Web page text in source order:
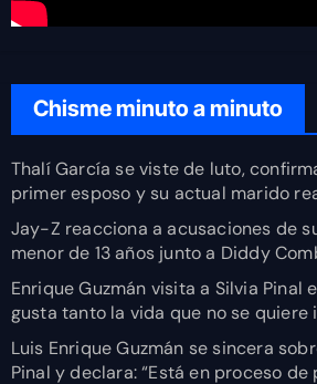
Chisme minuto a minuto
Thalí García se viste de luto,
primer esposo y su actual marido
Jay-Z reacciona a acusaciones de
menor de 13 años junto a Diddy
Enrique Guzmán visita a Silvia Pinal
gusta tanto la vida que no se quiere
Luis Enrique Guzmán se sincera
Pinal y declara: “Está en proceso de